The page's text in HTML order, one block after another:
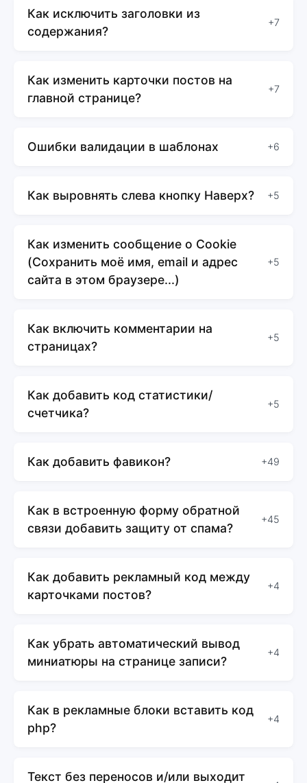
Как исключить заголовки из
содержания?
+7
Как изменить карточки постов на
главной странице?
+7
Ошибки валидации в шаблонах +6
Как выровнять слева кнопку Наверх? +5
Как изменить сообщение о Cookie
(Сохранить моё имя, email и адрес
сайта в этом браузере...)
+5
Как включить комментарии на
страницах?
+5
Как добавить код статистики/
счетчика?
+5
Как добавить фавикон? +49
Как в встроенную форму обратной
связи добавить защиту от спама?
+45
Как добавить рекламный код между
карточками постов?
+4
Как убрать автоматический вывод
миниатюры на странице записи?
+4
Как в рекламные блоки вставить код
php?
+4
Текст без переносов и/или выходит